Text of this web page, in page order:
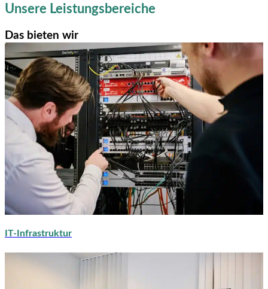
Unsere Leistungsbereiche
Das bieten wir
IT-Infrastruktur